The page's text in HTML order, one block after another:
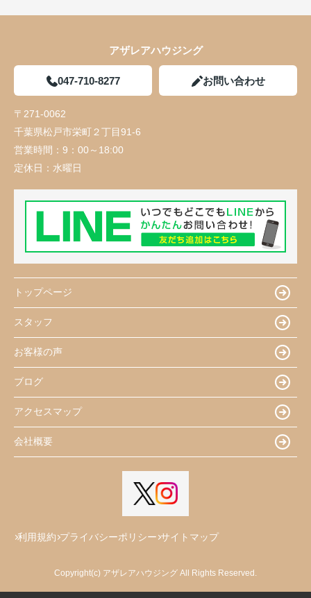
アザレアハウジング
047-710-8277 お問い合わせ
〒271-0062
千葉県松戸市栄町２丁目91-6
営業時間： 9：00～18:00
定休日： 水曜日
トップページ
スタッフ
お客様の声
ブログ
アクセスマップ
会社概要
利用規約 プライバシーポリシー サイトマップ
Copyright(c) アザレアハウジング All Rights Reserved.